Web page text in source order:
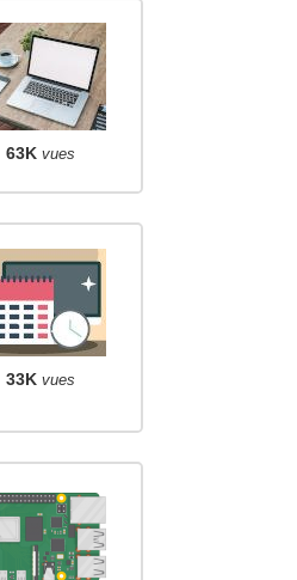
63K vues
33K vues